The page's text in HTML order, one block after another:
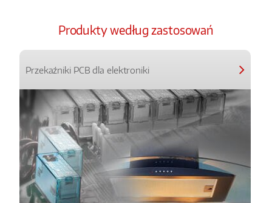
Produkty według zastosowań
Przekaźniki PCB dla elektroniki